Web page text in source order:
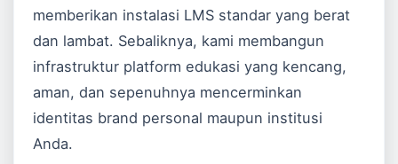
memberikan instalasi LMS standar yang berat
dan lambat. Sebaliknya, kami membangun
infrastruktur platform edukasi yang kencang,
aman, dan sepenuhnya mencerminkan
identitas brand personal maupun institusi
Anda.